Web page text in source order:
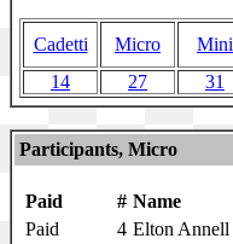
Cadetti Micro Mini
14
27 31
Participants, Micro
Paid # Name
Paid
4 Elton Annell